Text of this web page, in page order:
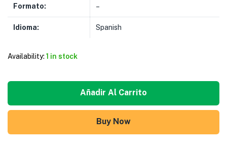
Formato: –
Idioma: Spanish
Availability: 1 in stock
Añadir Al Carrito
Buy Now